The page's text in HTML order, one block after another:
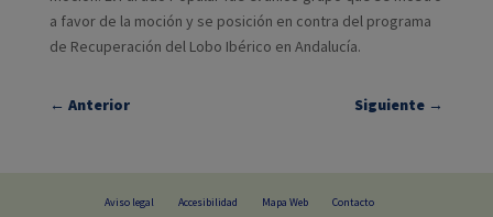
a favor de la moción y se posición en contra del programa
de Recuperación del Lobo Ibérico en Andalucía.
← Anterior Siguiente →
Aviso legal Accesibilidad Mapa Web Contacto